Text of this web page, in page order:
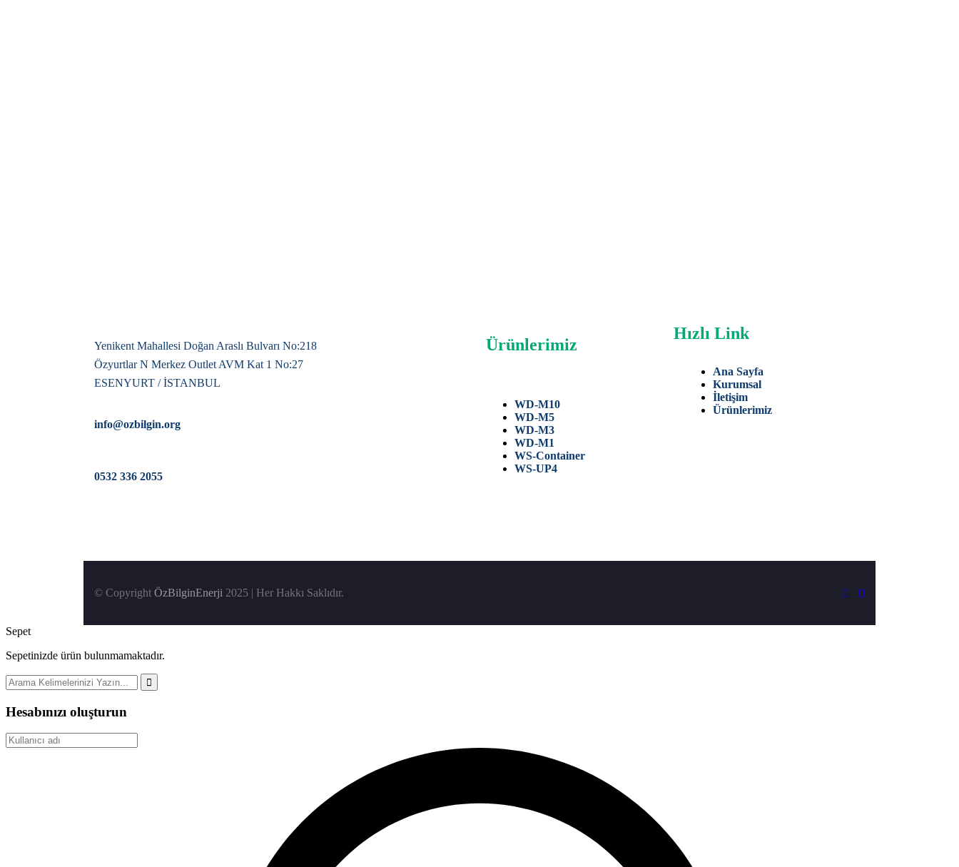
Yenikent Mahallesi Doğan Araslı Bulvarı No:218
Özyurtlar N Merkez Outlet AVM Kat 1 No:27
ESENYURT / İSTANBUL
info@ozbilgin.org
0532 336 2055
Ürünlerimiz
WD-M10
WD-M5
WD-M3
WD-M1
WS-Container
WS-UP4
Hızlı Link
Ana Sayfa
Kurumsal
İletişim
Ürünlerimiz
© Copyright ÖzBilginEnerji 2025 | Her Hakkı Saklıdır.
Sepet
Sepetinizde ürün bulunmamaktadır.
Hesabınızı oluşturun